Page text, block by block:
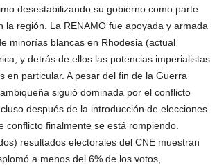
desestabilizando su gobierno como parte
la región. La RENAMO fue apoyada y armada
minorías blancas en Rhodesia (actual
y detrás de ellos las potencias imperialistas
en particular. A pesar del fin de la Guerra
siguió dominada por el conflicto
después de la introducción de elecciones
conflicto finalmente se está rompiendo.
resultados electorales del CNE muestran
a menos del 6% de los votos,